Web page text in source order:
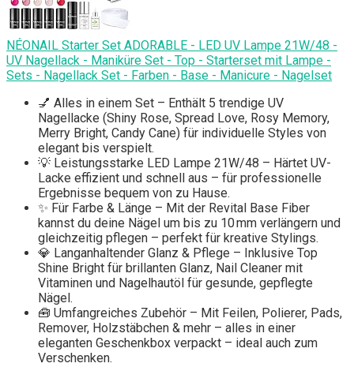
NÉONAIL Starter Set ADORABLE - LED UV Lampe 21W/48 -
UV Nagellack - Maniküre Set - Top - Starterset mit Lampe -
Sets - Nagellack Set - Farben - Base - Manicure - Nagelset
💅 Alles in einem Set – Enthält 5 trendige UV
Nagellacke (Shiny Rose, Spread Love, Rosy Memory,
Merry Bright, Candy Cane) für individuelle Styles von
elegant bis verspielt.
💡 Leistungsstarke LED Lampe 21W/48 – Härtet UV-
Lacke effizient und schnell aus – für professionelle
Ergebnisse bequem von zu Hause.
✨ Für Farbe & Länge – Mit der Revital Base Fiber
kannst du deine Nägel um bis zu 10 mm verlängern und
gleichzeitig pflegen – perfekt für kreative Stylings.
💎 Langanhaltender Glanz & Pflege – Inklusive Top
Shine Bright für brillanten Glanz, Nail Cleaner mit
Vitaminen und Nagelhautöl für gesunde, gepflegte
Nägel.
🧰 Umfangreiches Zubehör – Mit Feilen, Polierer, Pads,
Remover, Holzstäbchen & mehr – alles in einer
eleganten Geschenkbox verpackt – ideal auch zum
Verschenken.